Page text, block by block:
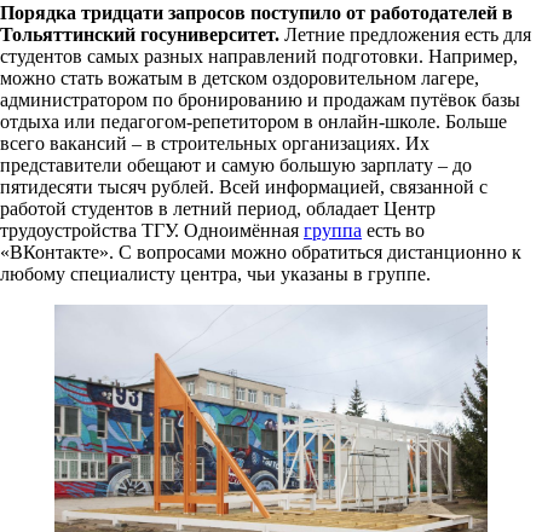
Порядка тридцати запросов поступило от работодателей в
Тольяттинский госуниверситет. Летние предложения есть для
студентов самых разных направлений подготовки. Например,
можно стать вожатым в детском оздоровительном лагере,
администратором по бронированию и продажам путёвок базы
отдыха или педагогом-репетитором в онлайн-школе. Больше
всего вакансий – в строительных организациях. Их
представители обещают и самую большую зарплату – до
пятидесяти тысяч рублей. Всей информацией, связанной с
работой студентов в летний период, обладает Центр
трудоустройства ТГУ. Одноимённая группа есть во
«ВКонтакте». С вопросами можно обратиться дистанционно к
любому специалисту центра, чьи указаны в группе.